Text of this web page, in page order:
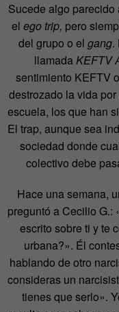
Sucede algo
el ego trip, pero
del grupo o el gang.
llamadaKEFTV
sentimiento KEFTV
destrozado la vida
escuela, los que han
El trap, aunque sea
sociedad donde
colectivo debe
Hace una semana,
preguntó a Cecilio G.:
escrito sobre ti y te
urbana?». Él
hablando de otro
consideras un
tienes que serlo».